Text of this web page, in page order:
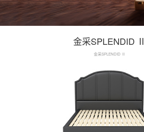
金采SPLENDID Ⅱ
金采SPLENDID Ⅱ